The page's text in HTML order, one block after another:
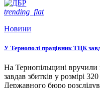
trending_flat
Новини
У Тернополі працівник ТЦК
На Тернопільщині
завдав збитків у розмірі
Державного бюро